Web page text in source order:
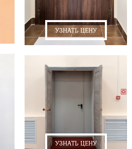
УЗНАТЬ ЦЕНУ
УЗНАТЬ ЦЕНУ